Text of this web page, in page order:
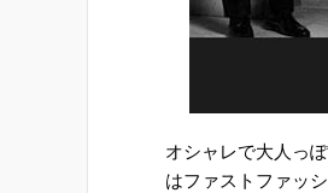
オシャレで大人っ
はファストファッ